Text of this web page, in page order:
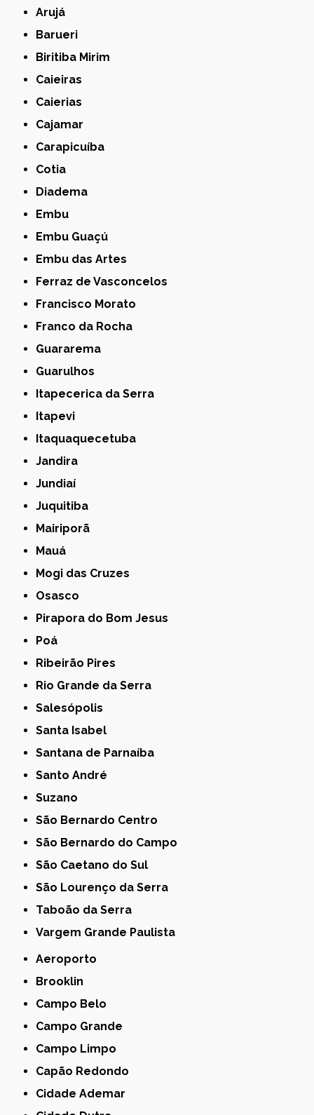
Arujá
Barueri
Biritiba Mirim
Caieiras
Caierias
Cajamar
Carapicuíba
Cotia
Diadema
Embu
Embu Guaçú
Embu das Artes
Ferraz de Vasconcelos
Francisco Morato
Franco da Rocha
Guararema
Guarulhos
Itapecerica da Serra
Itapevi
Itaquaquecetuba
Jandira
Jundiaí
Juquitiba
Mairiporã
Mauá
Mogi das Cruzes
Osasco
Pirapora do Bom Jesus
Poá
Ribeirão Pires
Rio Grande da Serra
Salesópolis
Santa Isabel
Santana de Parnaíba
Santo André
Suzano
São Bernardo Centro
São Bernardo do Campo
São Caetano do Sul
São Lourenço da Serra
Taboão da Serra
Vargem Grande Paulista
Aeroporto
Brooklin
Campo Belo
Campo Grande
Campo Limpo
Capão Redondo
Cidade Ademar